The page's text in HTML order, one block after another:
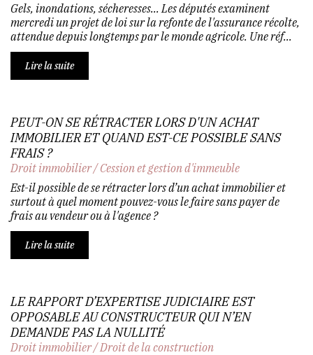
Gels, inondations, sécheresses... Les députés examinent
mercredi un projet de loi sur la refonte de l'assurance récolte,
attendue depuis longtemps par le monde agricole. Une réf...
Lire la suite
PEUT-ON SE RÉTRACTER LORS D'UN ACHAT
IMMOBILIER ET QUAND EST-CE POSSIBLE SANS
FRAIS ?
Droit immobilier/Cession et gestion d'immeuble
Est-il possible de se rétracter lors d’un achat immobilier et
surtout à quel moment pouvez-vous le faire sans payer de
frais au vendeur ou à l'agence ?
Lire la suite
LE RAPPORT D’EXPERTISE JUDICIAIRE EST
OPPOSABLE AU CONSTRUCTEUR QUI N’EN
DEMANDE PAS LA NULLITÉ
Droit immobilier/Droit de la construction